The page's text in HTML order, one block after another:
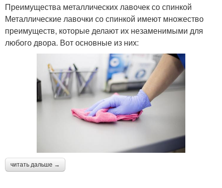
Преимущества металлических лавочек со спинкой
Металлические лавочки со спинкой имеют множество
преимуществ, которые делают их незаменимыми для
любого двора. Вот основные из них:
читать дальше →